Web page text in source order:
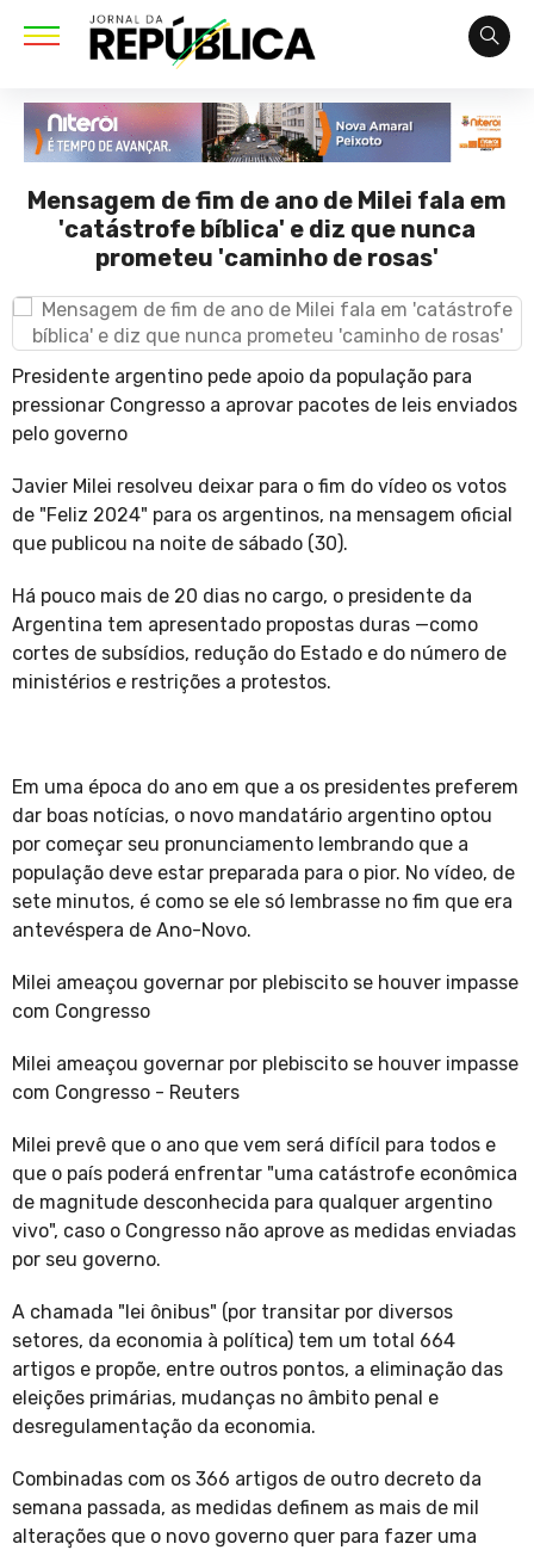
Mensagem de fim de ano de Milei fala em
'catástrofe bíblica' e diz que nunca
prometeu 'caminho de rosas'
Presidente argentino pede apoio da população para
pressionar Congresso a aprovar pacotes de leis enviados
pelo governo
Javier Milei resolveu deixar para o fim do vídeo os votos
de "Feliz 2024" para os argentinos, na mensagem oficial
que publicou na noite de sábado (30).
Há pouco mais de 20 dias no cargo, o presidente da
Argentina tem apresentado propostas duras —como
cortes de subsídios, redução do Estado e do número de
ministérios e restrições a protestos.
Em uma época do ano em que a os presidentes preferem
dar boas notícias, o novo mandatário argentino optou
por começar seu pronunciamento lembrando que a
população deve estar preparada para o pior. No vídeo, de
sete minutos, é como se ele só lembrasse no fim que era
antevéspera de Ano-Novo.
Milei ameaçou governar por plebiscito se houver impasse
com Congresso
Milei ameaçou governar por plebiscito se houver impasse
com Congresso - Reuters
Milei prevê que o ano que vem será difícil para todos e
que o país poderá enfrentar "uma catástrofe econômica
de magnitude desconhecida para qualquer argentino
vivo", caso o Congresso não aprove as medidas enviadas
por seu governo.
A chamada "lei ônibus" (por transitar por diversos
setores, da economia à política) tem um total 664
artigos e propõe, entre outros pontos, a eliminação das
eleições primárias, mudanças no âmbito penal e
desregulamentação da economia.
Combinadas com os 366 artigos de outro decreto da
semana passada, as medidas definem as mais de mil
alterações que o novo governo quer para fazer uma